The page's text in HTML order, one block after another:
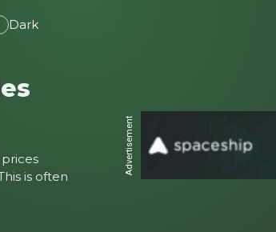
Dark
is often
Advertisement